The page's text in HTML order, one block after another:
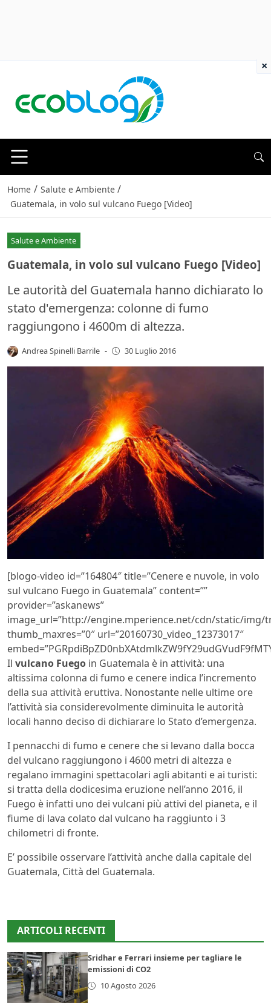
Home / Salute e Ambiente /
Guatemala, in volo sul vulcano Fuego [Video]
Salute e Ambiente
Guatemala, in volo sul vulcano Fuego [Video]
Le autorità del Guatemala hanno dichiarato lo
stato d'emergenza: colonne di fumo
raggiungono i 4600m di altezza.
Andrea Spinelli Barrile - 30 Luglio 2016
[blogo-video id=”164804″ title=”Cenere e nuvole, in volo
sul vulcano Fuego in Guatemala” content=””
provider=”askanews”
image_url=”http://engine.mperience.net/cdn/static/img/
thumb_maxres=”0″ url=”20160730_video_12373017″
Il vulcano Fuego in Guatemala è in attività: una
altissima colonna di fumo e cenere indica l’incremento
della sua attività eruttiva. Nonostante nelle ultime ore
l’attività sia considerevolmente diminuita le autorità
locali hanno deciso di dichiarare lo Stato d’emergenza.
I pennacchi di fumo e cenere che si levano dalla bocca
del vulcano raggiungono i 4600 metri di altezza e
regalano immagini spettacolari agli abitanti e ai turisti:
si tratta della dodicesima eruzione nell’anno 2016, il
Fuego è infatti uno dei vulcani più attivi del pianeta, e il
fiume di lava colato dal vulcano ha raggiunto i 3
chilometri di fronte.
E’ possibile osservare l’attività anche dalla capitale del
Guatemala, Città del Guatemala.
ARTICOLI RECENTI
Sridhar e Ferrari insieme per tagliare le
emissioni di CO2
10 Agosto 2026
×